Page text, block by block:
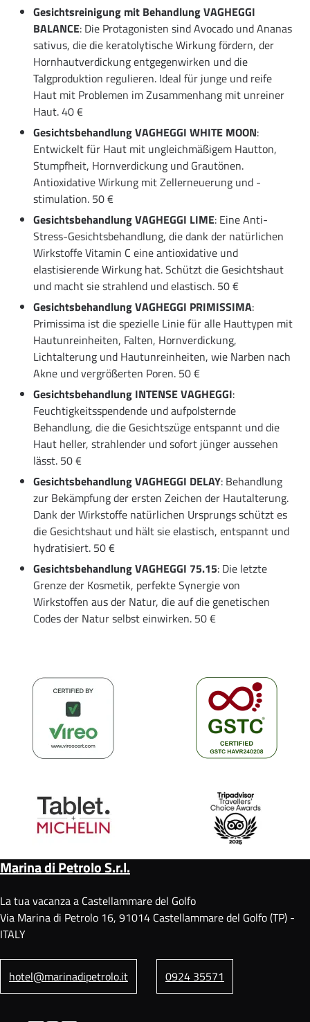
Gesichtsreinigung mit Behandlung VAGHEGGI
BALANCE: Die Protagonisten sind Avocado und Ananas
sativus, die die keratolytische Wirkung fördern, der
Hornhautverdickung entgegenwirken und die
Talgproduktion regulieren. Ideal für junge und reife
Haut mit Problemen im Zusammenhang mit unreiner
Haut. 40 €
Gesichtsbehandlung VAGHEGGI WHITE MOON:
Entwickelt für Haut mit ungleichmäßigem Hautton,
Stumpfheit, Hornverdickung und Grautönen.
Antioxidative Wirkung mit Zellerneuerung und -
stimulation. 50 €
Gesichtsbehandlung VAGHEGGI LIME: Eine Anti-
Stress-Gesichtsbehandlung, die dank der natürlichen
Wirkstoffe Vitamin C eine antioxidative und
elastisierende Wirkung hat. Schützt die Gesichtshaut
und macht sie strahlend und elastisch. 50 €
Gesichtsbehandlung VAGHEGGI PRIMISSIMA:
Primissima ist die spezielle Linie für alle Hauttypen mit
Hautunreinheiten, Falten, Hornverdickung,
Lichtalterung und Hautunreinheiten, wie Narben nach
Akne und vergrößerten Poren. 50 €
Gesichtsbehandlung INTENSE VAGHEGGI: ​​
Feuchtigkeitsspendende und aufpolsternde
Behandlung, die die Gesichtszüge entspannt und die
Haut heller, strahlender und sofort jünger aussehen
lässt. 50 €
Gesichtsbehandlung VAGHEGGI DELAY: Behandlung
zur Bekämpfung der ersten Zeichen der Hautalterung.
Dank der Wirkstoffe natürlichen Ursprungs schützt es
die Gesichtshaut und hält sie elastisch, entspannt und
hydratisiert. 50 €
Gesichtsbehandlung VAGHEGGI 75.15: Die letzte
Grenze der Kosmetik, perfekte Synergie von
Wirkstoffen aus der Natur, die auf die genetischen
Codes der Natur selbst einwirken. 50 €
Marina di Petrolo S.r.l.
La tua vacanza a Castellammare del Golfo
Via Marina di Petrolo 16, 91014 Castellammare del Golfo (TP) -
ITALY
hotel@marinadipetrolo.it 0924 35571